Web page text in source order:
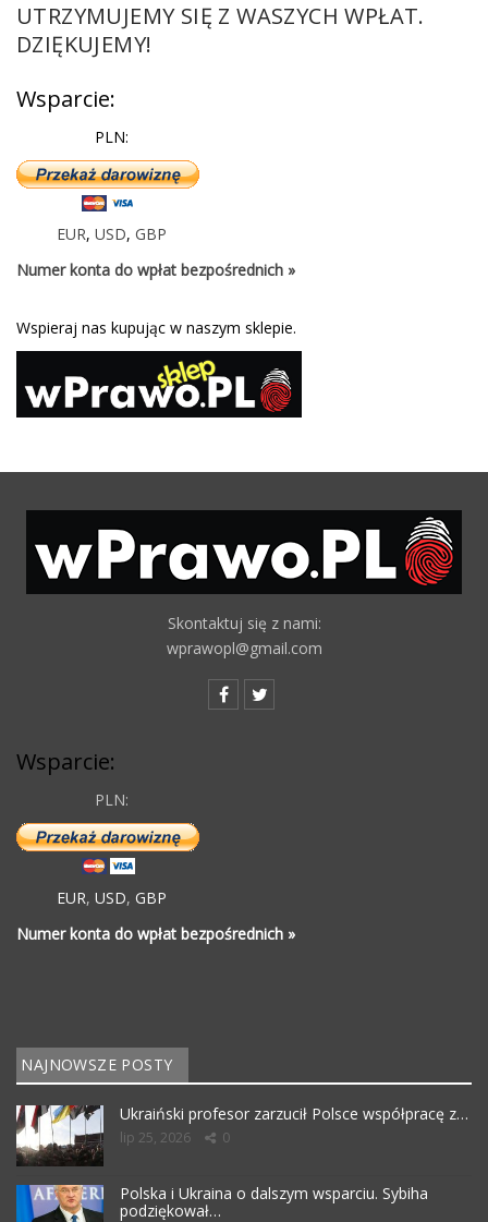
UTRZYMUJEMY SIĘ Z WASZYCH WPŁAT.
DZIĘKUJEMY!
Wsparcie:
PLN:
EUR, USD, GBP
Numer konta do wpłat bezpośrednich »
Wspieraj nas kupując w naszym sklepie.
Skontaktuj się z nami:
wprawopl@gmail.com
Wsparcie:
PLN:
EUR, USD, GBP
Numer konta do wpłat bezpośrednich »
NAJNOWSZE POSTY
Ukraiński profesor zarzucił Polsce współpracę z…
lip 25, 2026 0
Polska i Ukraina o dalszym wsparciu. Sybiha
podziękował…